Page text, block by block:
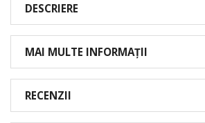
DESCRIERE
MAI MULTE INFORMAȚII
RECENZII